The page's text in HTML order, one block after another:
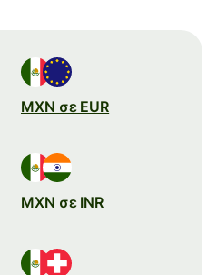
MXN σε EUR
MXN σε INR